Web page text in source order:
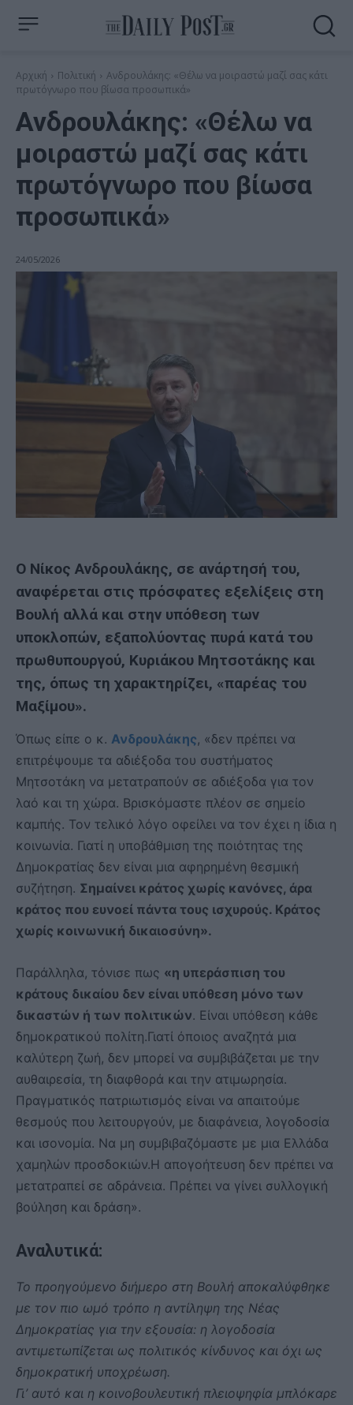
Αρχική Πολιτική
Ανδρουλάκης: «Θέλω να μοιραστώ μαζί σας κάτι
πρωτόγνωρο που βίωσα προσωπικά»
Ανδρουλάκης: «Θέλω να
μοιραστώ μαζί σας κάτι
πρωτόγνωρο που βίωσα
προσωπικά»
24/05/2026
Ο Νίκος Ανδρουλάκης, σε ανάρτησή του,
αναφέρεται στις πρόσφατες εξελίξεις στη
Βουλή αλλά και στην υπόθεση των
υποκλοπών, εξαπολύοντας πυρά κατά του
πρωθυπουργού, Κυριάκου Μητσοτάκης και
της, όπως τη χαρακτηρίζει, «παρέας του
Μαξίμου».
Όπως είπε ο κ. Ανδρουλάκης, «δεν πρέπει να
επιτρέψουμε τα αδιέξοδα του συστήματος
Μητσοτάκη να μετατραπούν σε αδιέξοδα για τον
λαό και τη χώρα. Βρισκόμαστε πλέον σε σημείο
καμπής. Τον τελικό λόγο οφείλει να τον έχει η ίδια η
κοινωνία. Γιατί η υποβάθμιση της ποιότητας της
Δημοκρατίας δεν είναι μια αφηρημένη θεσμική
συζήτηση. Σημαίνει κράτος χωρίς κανόνες, άρα
κράτος που ευνοεί πάντα τους ισχυρούς. Κράτος
χωρίς κοινωνική δικαιοσύνη».
Παράλληλα, τόνισε πως «η υπεράσπιση του
κράτους δικαίου δεν είναι υπόθεση μόνο των
δικαστών ή των πολιτικών. Είναι υπόθεση κάθε
δημοκρατικού πολίτη.Γιατί όποιος αναζητά μια
καλύτερη ζωή, δεν μπορεί να συμβιβάζεται με την
αυθαιρεσία, τη διαφθορά και την ατιμωρησία.
Πραγματικός πατριωτισμός είναι να απαιτούμε
θεσμούς που λειτουργούν, με διαφάνεια, λογοδοσία
και ισονομία. Να μη συμβιβαζόμαστε με μια Ελλάδα
χαμηλών προσδοκιών.Η απογοήτευση δεν πρέπει να
μετατραπεί σε αδράνεια. Πρέπει να γίνει συλλογική
βούληση και δράση».
Αναλυτικά:
Το προηγούμενο διήμερο στη Βουλή αποκαλύφθηκε
με τον πιο ωμό τρόπο η αντίληψη της Νέας
Δημοκρατίας για την εξουσία: η λογοδοσία
αντιμετωπίζεται ως πολιτικός κίνδυνος και όχι ως
δημοκρατική υποχρέωση.
Γι’ αυτό και η κοινοβουλευτική πλειοψηφία μπλόκαρε